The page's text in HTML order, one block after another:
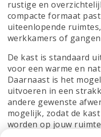
rustige en
compacte formaat
uiteenlopende
werkkamers of
De kast is standaard
voor een warme en
Daarnaast is het
uitvoeren in een
andere gewenste
mogelijk, zodat de
worden op jouw